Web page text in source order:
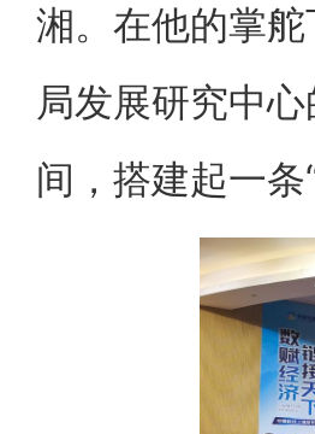
湘。在他的掌
局发展研究中
间，搭建起一